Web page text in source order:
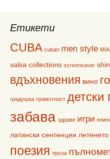
Етикети
CUBA cuban men style
salsa collections screensaver
вдъхновения вино
градушка грамотност детски
забава здраве игри книги
латински сентенции летенето
поезия проза